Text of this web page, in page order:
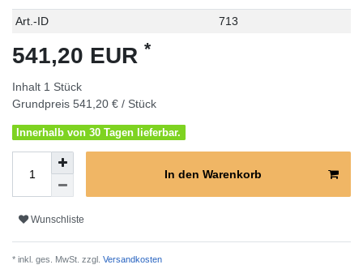
Technisches
Wert
Art.-ID 713
541,20 EUR *
Inhalt 1 Stück
Grundpreis 541,20 € / Stück
Innerhalb von 30 Tagen lieferbar.
In den Warenkorb
Wunschliste
* inkl. ges. MwSt. zzgl. Versandkosten